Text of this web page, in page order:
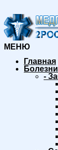
МЕНЮ
Главная
Болезни
-